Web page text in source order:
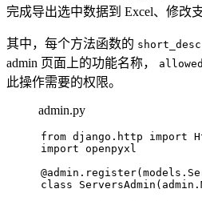
完成导出选中数据到 Excel、修改
其中，每个方法函数的
admin 页面上的功能名称，
此操作需要的权限。
admin.py
from django.http import
import openpyxl
@admin.register(
class
ServersAdmin